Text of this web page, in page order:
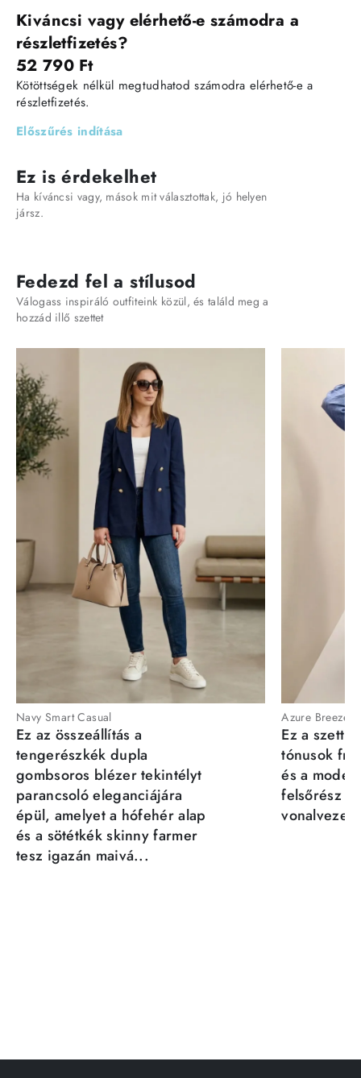
Kiváncsi vagy elérhető-e számodra a
részletfizetés?
52 790 Ft
Kötöttségek nélkül megtudhatod számodra elérhető-e a
részletfizetés.
Előszűrés indítása
Ez is érdekelhet
Ha kíváncsi vagy, mások mit választottak, jó helyen
jársz.
Fedezd fel a stílusod
Válogass inspiráló outfiteink közül, és találd meg a
hozzád illő szettet
Navy Smart Casual
Ez az összeállítás a
tengerészkék dupla
gombsoros blézer tekintélyt
parancsoló eleganciájára
épül, amelyet a hófehér alap
és a sötétkék skinny farmer
tesz igazán maivá...
Azure Breeze
Ez a szett
tónusok
és a
felsőrész